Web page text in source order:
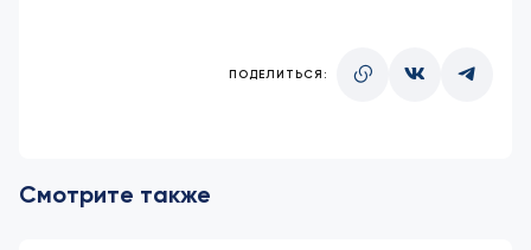
ПОДЕЛИТЬСЯ:
Смотрите также